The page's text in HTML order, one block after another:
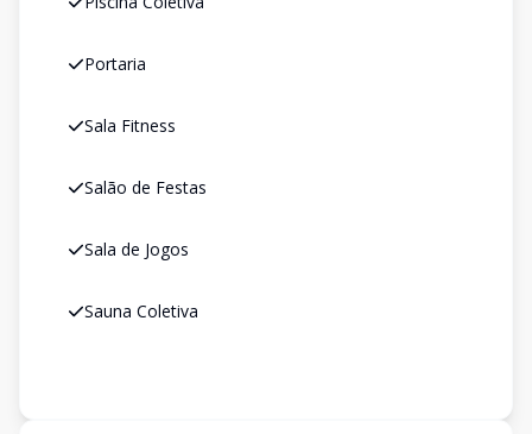
Portaria
Sala Fitness
Salão de Festas
Sala de Jogos
Sauna Coletiva